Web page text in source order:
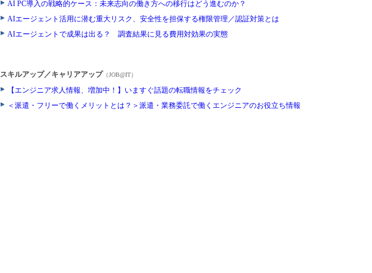
AI PC導入の戦略的ケース：未来志向の働き方への移行はどう進むのか？
AIエージェント活用に潜む重大リスク、安全性を担保する権限管理／認証対策とは
AIエージェントで成果は出る？ 調査結果に見る費用対効果の実態
スキルアップ／キャリアアップ （JOB@IT）
【エンジニア求人情報、増加中！】いますぐ話題の転職情報をチェック
＜派遣・フリーで働くメリットとは？＞派遣・業務委託で働くエンジニアのお役立ち情報